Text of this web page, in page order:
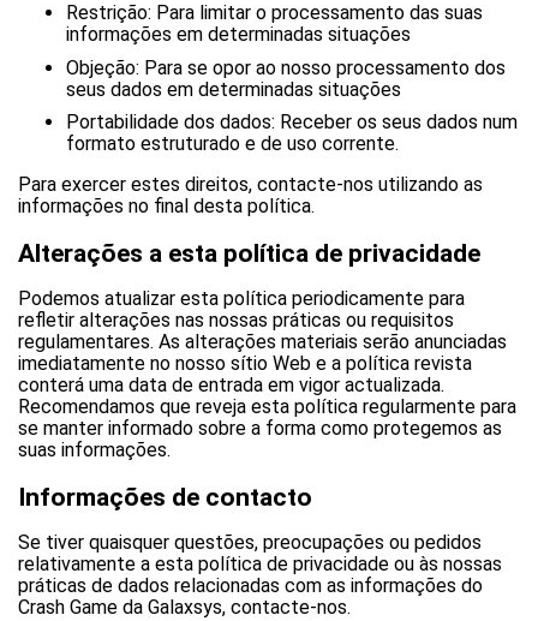
Restrição: Para limitar o processamento das suas
informações em determinadas situações
Objeção: Para se opor ao nosso processamento dos
seus dados em determinadas situações
Portabilidade dos dados: Receber os seus dados num
formato estruturado e de uso corrente.
Para exercer estes direitos, contacte-nos utilizando as
informações no final desta política.
Alterações a esta política de privacidade
Podemos atualizar esta política periodicamente para
refletir alterações nas nossas práticas ou requisitos
regulamentares. As alterações materiais serão anunciadas
imediatamente no nosso sítio Web e a política revista
conterá uma data de entrada em vigor actualizada.
Recomendamos que reveja esta política regularmente para
se manter informado sobre a forma como protegemos as
suas informações.
Informações de contacto
Se tiver quaisquer questões, preocupações ou pedidos
relativamente a esta política de privacidade ou às nossas
práticas de dados relacionadas com as informações do
Crash Game da Galaxsys, contacte-nos.